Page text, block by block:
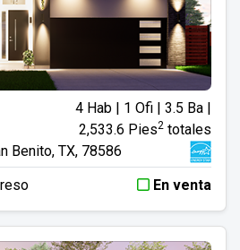
4 Hab | 1 Ofi | 3.5 Ba |
2,533.6 Pies2totales
Benito, TX, 78586
En venta